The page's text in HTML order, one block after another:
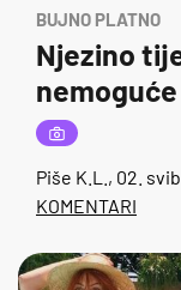
Sexy
BUJNO PLATNO
Njezino
Piše K.L. , 02.
KOMENTARI